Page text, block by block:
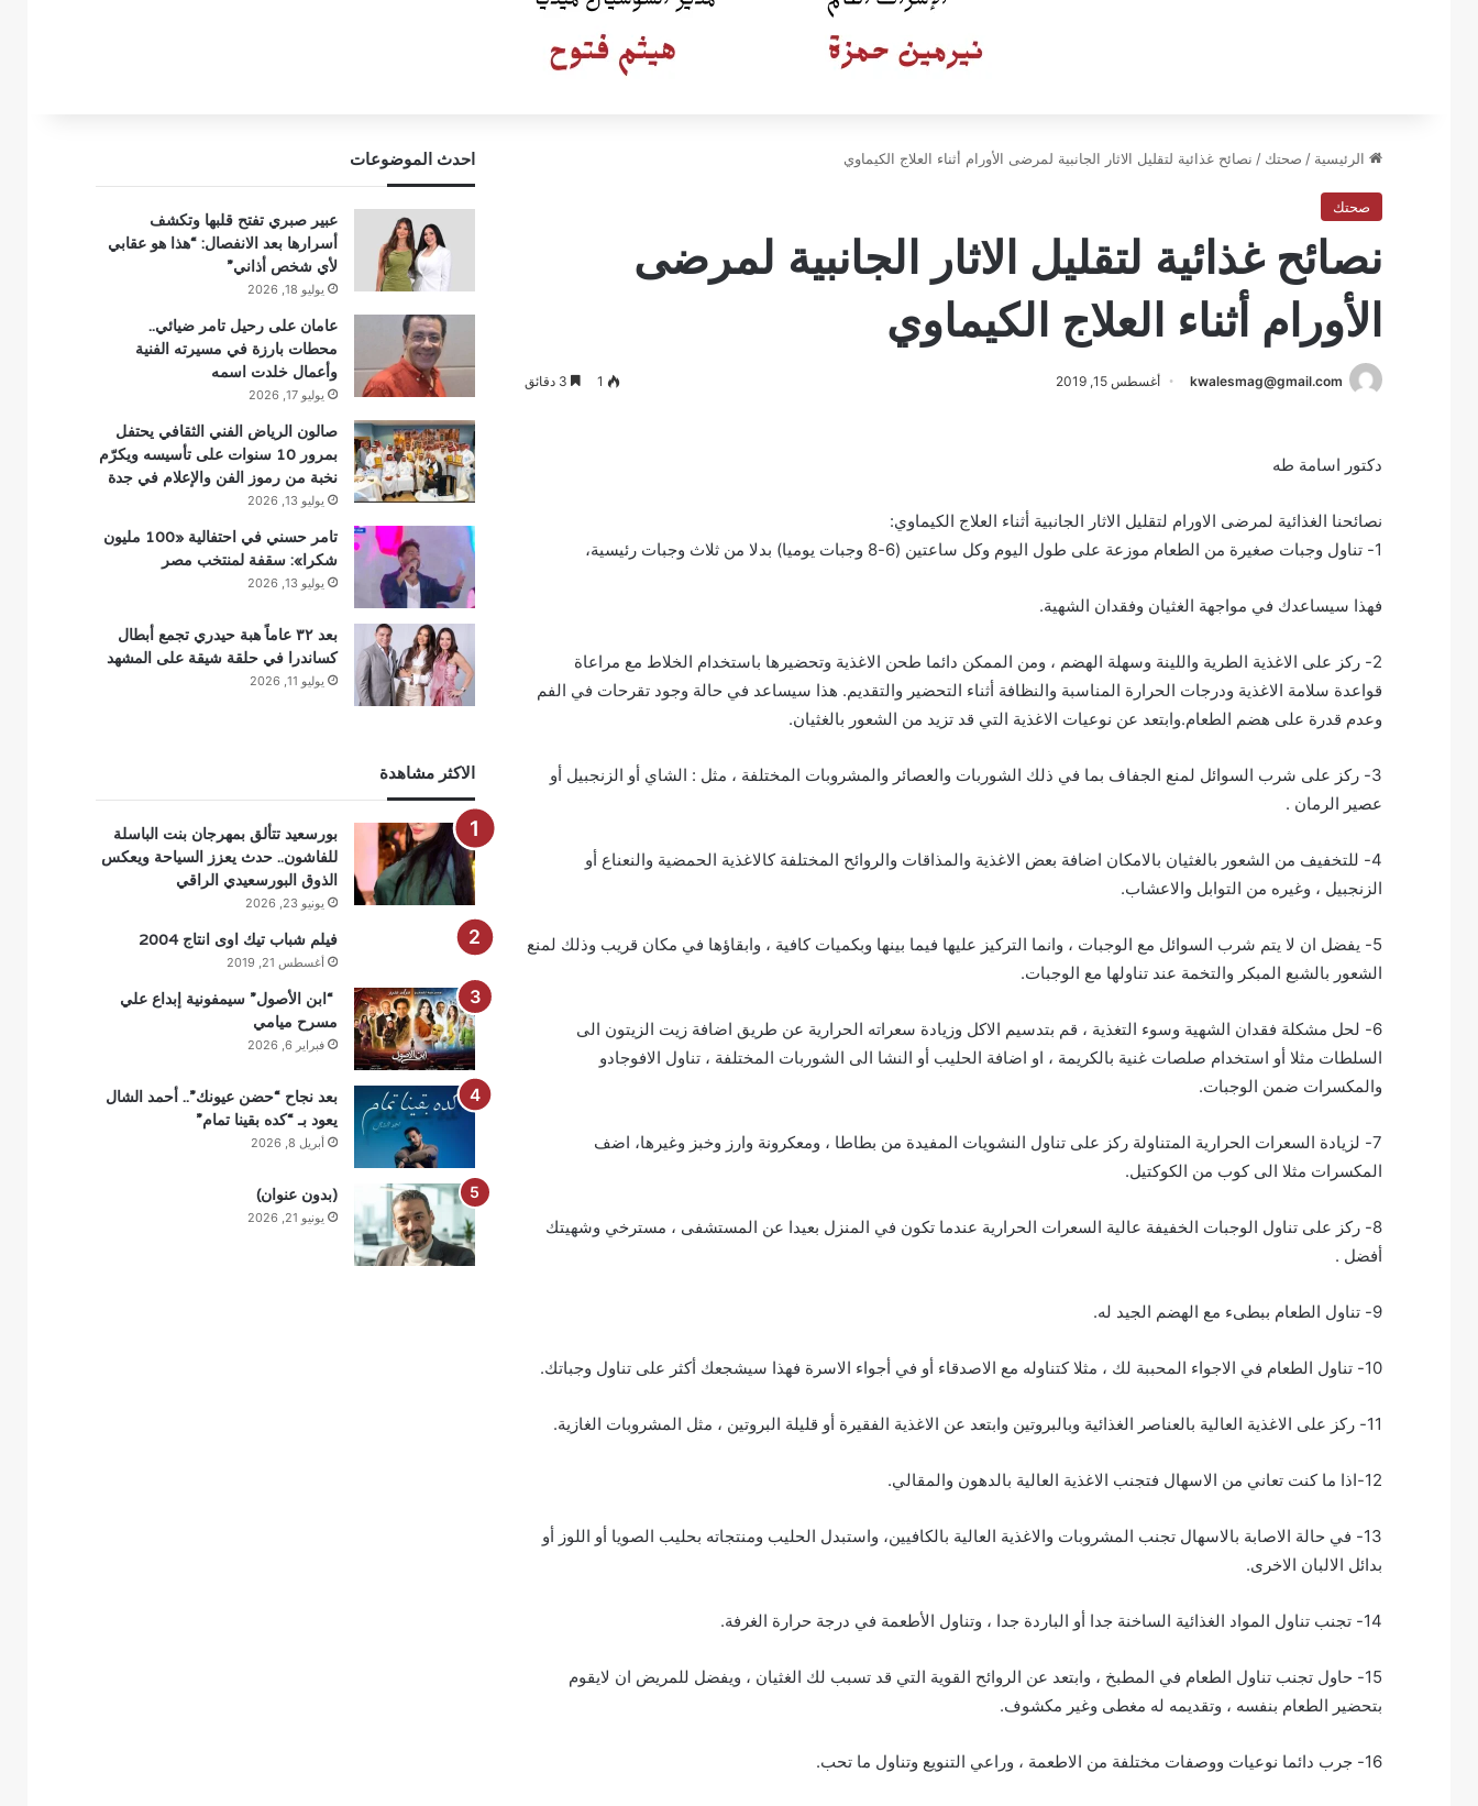
الرئيسية / صحتك / نصائح غذائية لتقليل الاثار الجانبية لمرضى الأورام أثناء العلاج الكيماوي
صحتك
نصائح غذائية لتقليل الاثار الجانبية لمرضى
الأورام أثناء العلاج الكيماوي
kwalesmag@gmail.com أغسطس 15, 2019 1
دكتور اسامة طه
نصائحنا الغذائية لمرضى الاورام لتقليل الاثار الجانبية أثناء العلاج الكيماوي:
1- تناول وجبات صغيرة من الطعام موزعة على طول اليوم وكل ساعتين (6-8 وجبات يوميا) بدلا من ثلاث وجبات رئيسية،
فهذا سيساعدك في مواجهة الغثيان وفقدان الشهية.
2- ركز على الاغذية الطرية واللينة وسهلة الهضم ، ومن الممكن دائما طحن الاغذية وتحضيرها باستخدام الخلاط مع مراعاة
قواعدة سلامة الاغذية ودرجات الحرارة المناسبة والنظافة أثناء التحضير والتقديم. هذا سيساعد في حالة وجود تقرحات في الفم
وعدم قدرة على هضم الطعام.وابتعد عن نوعيات الاغذية التي قد تزيد من الشعور بالغثيان.
3- ركز على شرب السوائل لمنع الجفاف بما في ذلك الشوربات والعصائر والمشروبات المختلفة ، مثل : الشاي أو الزنجبيل أو
عصير الرمان .
4- للتخفيف من الشعور بالغثيان بالامكان اضافة بعض الاغذية والمذاقات والروائح المختلفة كالاغذية الحمضية والنعناع أو
الزنجبيل ، وغيره من التوابل والاعشاب.
5- يفضل ان لا يتم شرب السوائل مع الوجبات ، وانما التركيز عليها فيما بينها وبكميات كافية ، وابقاؤها في مكان قريب وذلك لمنع
الشعور بالشبع المبكر والتخمة عند تناولها مع الوجبات.
6- لحل مشكلة فقدان الشهية وسوء التغذية ، قم بتدسيم الاكل وزيادة سعراته الحرارية عن طريق اضافة زيت الزيتون الى
السلطات مثلا أو استخدام صلصات غنية بالكريمة ، او اضافة الحليب أو النشا الى الشوربات المختلفة ، تناول الافوجادو
والمكسرات ضمن الوجبات.
7- لزيادة السعرات الحرارية المتناولة ركز على تناول النشويات المفيدة من بطاطا ، ومعكرونة وارز وخبز وغيرها، اضف
المكسرات مثلا الى كوب من الكوكتيل.
8- ركز على تناول الوجبات الخفيفة عالية السعرات الحرارية عندما تكون في المنزل بعيدا عن المستشفى ، مسترخي وشهيتك
أفضل .
9- تناول الطعام ببطىء مع الهضم الجيد له.
10- تناول الطعام في الاجواء المحببة لك ، مثلا كتناوله مع الاصدقاء أو في أجواء الاسرة فهذا سيشجعك أكثر على تناول وجباتك.
11- ركز على الاغذية العالية بالعناصر الغذائية وبالبروتين وابتعد عن الاغذية الفقيرة أو قليلة البروتين ، مثل المشروبات الغازية.
12-اذا ما كنت تعاني من الاسهال فتجنب الاغذية العالية بالدهون والمقالي.
13- في حالة الاصابة بالاسهال تجنب المشروبات والاغذية العالية بالكافيين، واستبدل الحليب ومنتجاته بحليب الصويا أو اللوز أو
بدائل الالبان الاخرى.
14- تجنب تناول المواد الغذائية الساخنة جدا أو الباردة جدا ، وتناول الأطعمة في درجة حرارة الغرفة.
15- حاول تجنب تناول الطعام في المطبخ ، وابتعد عن الروائح القوية التي قد تسبب لك الغثيان ، ويفضل للمريض ان لايقوم
بتحضير الطعام بنفسه ، وتقديمه له مغطى وغير مكشوف.
16- جرب دائما نوعيات ووصفات مختلفة من الاطعمة ، وراعي التنويع وتناول ما تحب.
احدث الموضوعات
عبير صبري تفتح قلبها وتكشف
أسرارها بعد الانفصال: “هذا هو عقابي
لأي شخص أذاني”
يوليو 18, 2026
عامان على رحيل تامر ضيائي..
محطات بارزة في مسيرته الفنية
وأعمال خلدت اسمه
يوليو 17, 2026
صالون الرياض الفني الثقافي يحتفل
بمرور 10 سنوات على تأسيسه ويكرّم
نخبة من رموز الفن والإعلام في جدة
يوليو 13, 2026
تامر حسني في احتفالية «100 مليون
شكرا»: سقفة لمنتخب مصر
يوليو 13, 2026
بعد ٣٢ عاماً هبة حيدري تجمع أبطال
كساندرا في حلقة شيقة على المشهد
يوليو 11, 2026
الاكثر مشاهدة
بورسعيد تتألق بمهرجان بنت الباسلة
للفاشون.. حدث يعزز السياحة ويعكس
الذوق البورسعيدي الراقي
يونيو 23, 2026
فيلم شباب تيك اوى انتاج 2004
أغسطس 21, 2019
“ابن الأصول” سيمفونية إبداع علي
مسرح ميامي
فبراير 6, 2026
بعد نجاح “حضن عيونك”.. أحمد الشال
يعود بـ “كده بقينا تمام”
أبريل 8, 2026
(بدون عنوان)
يونيو 21, 2026